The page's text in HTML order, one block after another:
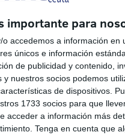
importante para
o accedemos a información en
únicos e información
de publicidad y contenido,
nuestros socios podemos
de dispositivos.
1733 socios para que
acceder a información más
Tenga en cuenta que